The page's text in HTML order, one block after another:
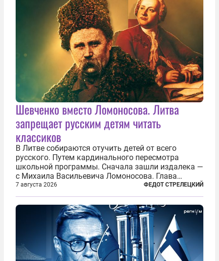
Шевченко вместо Ломоносова. Литва
запрещает русским детям читать
классиков
В Литве собираются отучить детей от всего
русского. Путем кардинального пересмотра
школьной программы. Сначала зашли издалека —
с Михаила Васильевича Ломоносова. Глава
правительства Литвы Миндаугас Синкявичюс
предложил исключить его тексты из программ
общего образования. Мотивировал он это тем,
7 августа 2026 ФЕДОТ СТРЕЛЕЦКИЙ